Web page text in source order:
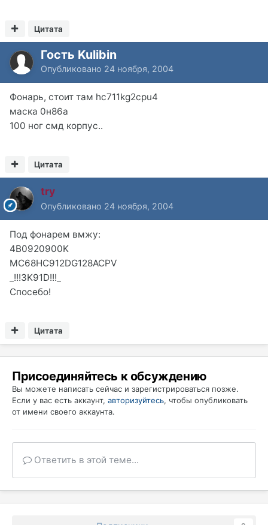
Цитата
Гость Kulibin
Опубликовано 24 ноября, 2004
Фонарь, стоит там hc711kg2cpu4
маска 0н86а
100 ног смд корпус..
Цитата
try
Опубликовано 24 ноября, 2004
Под фонарем вмжу:
4B0920900K
MC68HC912DG128ACPV
_!!!3K91D!!!_
Спосебо!
Цитата
Присоединяйтесь к обсуждению
Вы можете написать сейчас и зарегистрироваться позже.
Если у вас есть аккаунт, авторизуйтесь, чтобы опубликовать
от имени своего аккаунта.
Ответить в этой теме...